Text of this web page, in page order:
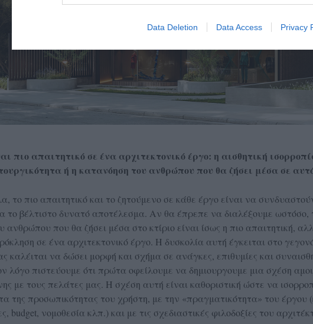
Data Deletion Data Access Privacy
πιο απαιτητικό σε ένα αρχιτεκτονικό έργο: η αισθητική
ή η κατανόηση του ανθρώπου που θα ζήσει μέσα σε
το πιο απαιτητικό και το ζητούμενο σε κάθε έργο είναι να
το βέλτιστο δυνατό αποτέλεσμα. Αν θα έπρεπε να διαλέξουμε ωστόσο,
ανθρώπου που θα ζήσει μέσα στο κτίριο είναι ίσως η πιο απαιτητική,
σε ένα αρχιτεκτονικό έργο. Η δυσκολία αυτή έγκειται στο
καλέιται να δώσει μορφή και σχήμα σε ανάγκες, επιθυμίες και
λόγο πιστεύουμε ότι πρώτα οφείλουμε να δημιουργουμε μια σχέση
με τους πελάτες μας. Η σχέση αυτή είναι καθοριστική ώστε να
της προσωπικότητας του χρήστη, με την «πραγματικότητα» του έργου
budget, νομοθεσία κλπ.) και με τις σχεδιαστικές φιλοδοξίες του